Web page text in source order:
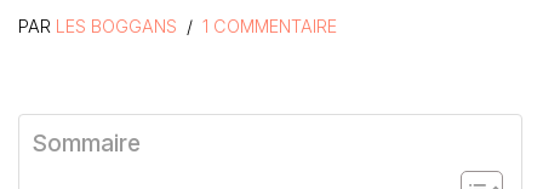
PAR LES BOGGANS 1 COMMENTAIRE
Sommaire